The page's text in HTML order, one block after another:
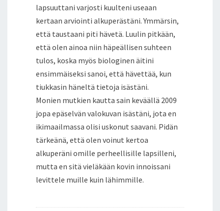
lapsuuttani varjosti kuulteni useaan
kertaan arviointi alkuperästäni. Ymmärsin,
että taustaani piti hävetä. Luulin pitkään,
että olen ainoa niin häpeällisen suhteen
tulos, koska myös biologinen äitini
ensimmäiseksi sanoi, että hävettää, kun
tiukkasin häneltä tietoja isästäni.
Monien mutkien kautta sain keväällä 2009
jopa epäselvän valokuvan isästäni, jota en
ikimaailmassa olisi uskonut saavani. Pidän
tärkeänä, että olen voinut kertoa
alkuperäni omille perheellisille lapsilleni,
mutta en sitä vieläkään kovin innoissani
levittele muille kuin lähimmille.